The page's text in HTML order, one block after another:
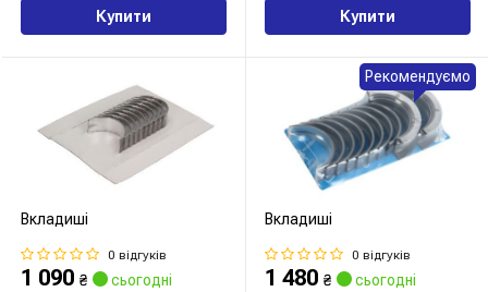
Купити Купити
Вкладиші
0 відгуків
1 090 ₴ сьогодні
Вкладиші
0 відгуків
1 480 ₴ сьогодні
Рекомендуємо